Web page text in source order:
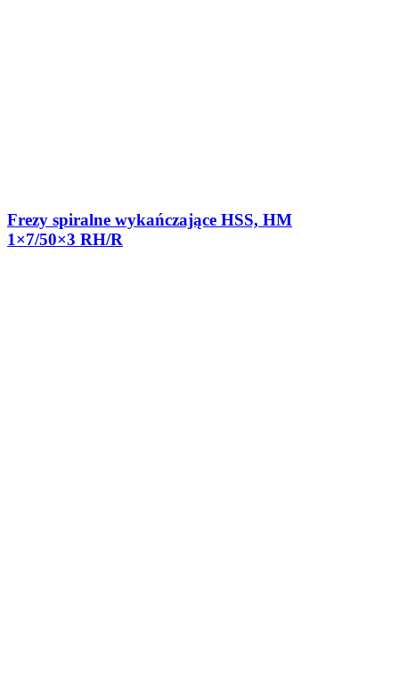
Frezy spiralne wykańczające HSS, HM
1×7/50×3 RH/R